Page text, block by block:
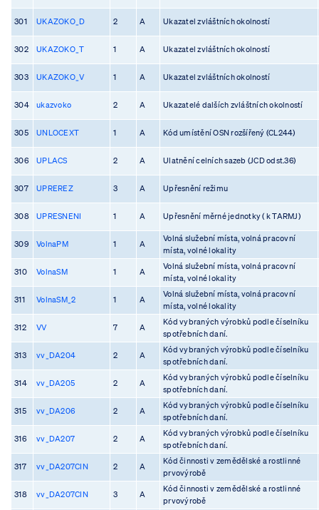
301 UKAZOKO_D 2 A Ukazatel zvláštních okolností
302 UKAZOKO_T 1 A Ukazatel zvláštních okolností
303 UKAZOKO_V 1 A Ukazatel zvláštních okolností
304 ukazvoko 2 A Ukazatelé dalších zvláštních okolností
305 UNLOCEXT 1 A Kód umístění OSN rozšířený (CL244)
306 UPLACS 2 A Ulatnění celních sazeb (JCD odst.36)
307 UPREREZ 3 A Upřesnění režimu
308 UPRESNENI 1 A Upřesnění měrné jednotky ( k TARMJ)
309 VolnaPM 1 A
Volná služební místa, volná pracovní
místa, volné lokality
310 VolnaSM 1 A
Volná služební místa, volná pracovní
místa, volné lokality
311 VolnaSM_2 1 A
Volná služební místa, volná pracovní
místa, volné lokality
312 VV 7 A
Kód vybraných výrobků podle číselníku
spotřebních daní.
313 vv_DA204 2 A
Kód vybraných výrobků podle číselníku
spotřebních daní.
314 vv_DA205 2 A
Kód vybraných výrobků podle číselníku
spotřebních daní.
315 vv_DA206 2 A
Kód vybraných výrobků podle číselníku
spotřebních daní.
316 vv_DA207 2 A
Kód vybraných výrobků podle číselníku
spotřebních daní.
317 vv_DA207CIN 2 A
Kód činnosti v zemědělské a rostlinné
prvovýrobě
318 vv_DA207CIN 3 A
Kód činnosti v zemědělské a rostlinné
prvovýrobě